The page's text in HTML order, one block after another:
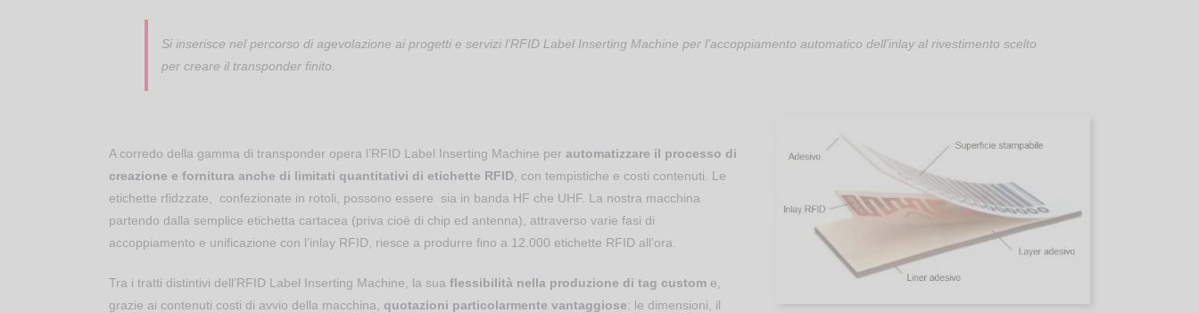
Si inserisce nel percorso di agevolazione ai progetti e servizi l’RFID Label Inserting Machine per l’accoppiamento automatico dell’inlay al rivestimento scelto
per creare il transponder finito.
A corredo della gamma di transponder opera l’RFID Label Inserting Machine per automatizzare il processo di
creazione e fornitura anche di limitati quantitativi di etichette RFID , con tempistiche e costi contenuti. Le
etichette rfidzzate, confezionate in rotoli, possono essere sia in banda HF che UHF. La nostra macchina
partendo dalla semplice etichetta cartacea (priva cioè di chip ed antenna), attraverso varie fasi di
accoppiamento e unificazione con l’inlay RFID, riesce a produrre fino a 12.000 etichette RFID all’ora.
Tra i tratti distintivi dell’RFID Label Inserting Machine, la sua flessibilità nella produzione di tag custom e,
grazie ai contenuti costi di avvio della macchina, quotazioni particolarmente vantaggiose: le dimensioni, il